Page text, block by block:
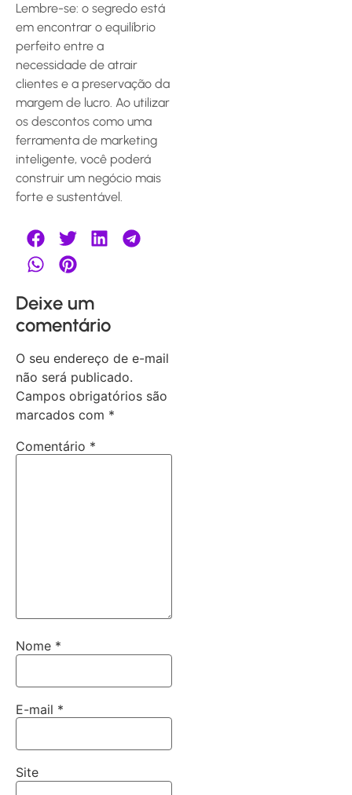
Lembre-se: o segredo está
em encontrar o equilíbrio
perfeito entre a
necessidade de atrair
clientes e a preservação da
margem de lucro. Ao utilizar
os descontos como uma
ferramenta de marketing
inteligente, você poderá
construir um negócio mais
forte e sustentável.
Deixe um
comentário
O seu endereço de e-mail
não será publicado.
Campos obrigatórios são
marcados com *
Comentário *
Nome *
E-mail *
Site